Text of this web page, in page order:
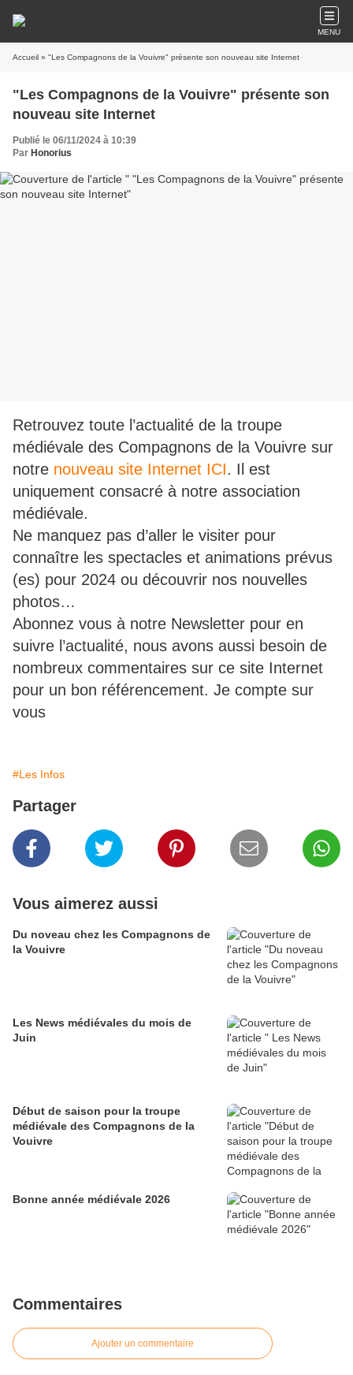
MENU
Accueil » "Les Compagnons de la Vouivre" présente son nouveau site Internet
"Les Compagnons de la Vouivre" présente son
nouveau site Internet
Publié le 06/11/2024 à 10:39
Par Honorius
Retrouvez toute l’actualité de la troupe
médiévale des Compagnons de la Vouivre sur
notre nouveau site Internet ICI. Il est
uniquement consacré à notre association
médiévale.
Ne manquez pas d’aller le visiter pour
connaître les spectacles et animations prévus
(es) pour 2024 ou découvrir nos nouvelles
photos…
Abonnez vous à notre Newsletter pour en
suivre l’actualité, nous avons aussi besoin de
nombreux commentaires sur ce site Internet
pour un bon référencement. Je compte sur
vous
#Les Infos
Partager
Vous aimerez aussi
Du noveau chez les Compagnons de
la Vouivre
Les News médiévales du mois de
Juin
Début de saison pour la troupe
médiévale des Compagnons de la
Vouivre
Bonne année médiévale 2026
Commentaires
Ajouter un commentaire